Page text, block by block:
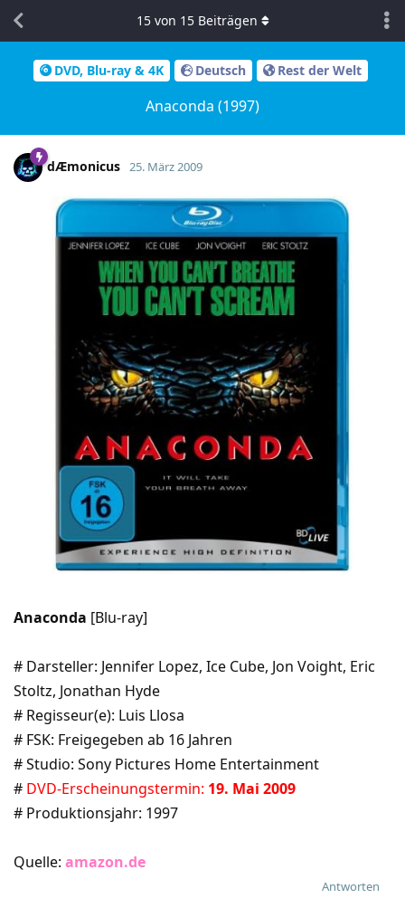
DVD, Blu-ray & 4K Deutsch Rest der Welt
Anaconda (1997)
15von 15Beiträgen
dÆmonicus 25. März 2009
Anaconda [Blu-ray]
# Darsteller: Jennifer Lopez, Ice Cube, Jon Voight, Eric
Stoltz, Jonathan Hyde
# Regisseur(e): Luis Llosa
# FSK: Freigegeben ab 16 Jahren
# Studio: Sony Pictures Home Entertainment
# DVD-Erscheinungstermin: 19. Mai 2009
# Produktionsjahr: 1997
Quelle: amazon.de
Antworten